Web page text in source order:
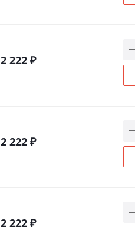
2 222 ₽
2 222 ₽
2 222 ₽